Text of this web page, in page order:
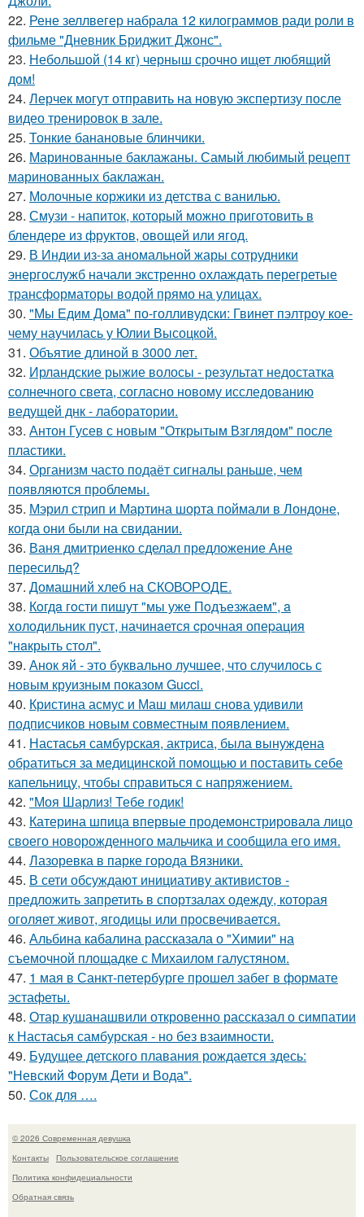
22. Рене зеллвегер набрала 12 килограммов ради роли в
фильме "Дневник Бриджит Джонс".
23. Небольшой (14 кг) черныш срочно ищет любящий
дом!
24. Лерчек могут отправить на новую экспертизу после
видео тренировок в зале.
25. Тонкие банановые блинчики.
26. Маринованные баклажаны. Самый любимый рецепт
маринованных баклажан.
27. Молочные коржики из детства с ванилью.
28. Смузи - напиток, который можно приготовить в
блендере из фруктов, овощей или ягод.
29. В Индии из-за аномальной жары сотрудники
энергослужб начали экстренно охлаждать перегретые
трансформаторы водой прямо на улицах.
30. "Мы Едим Дома" по-голливудски: Гвинет пэлтроу кое-
чему научилась у Юлии Высоцкой.
31. Объятие длиной в 3000 лет.
32. Ирландские рыжие волосы - результат недостатка
солнечного света, согласно новому исследованию
ведущей днк - лаборатории.
33. Антон Гусев с новым "Открытым Взглядом" после
пластики.
34. Организм часто подаёт сигналы раньше, чем
появляются проблемы.
35. Мэрил стрип и Мартина шорта поймали в Лондоне,
когда они были на свидании.
36. Ваня дмитриенко сделал предложение Ане
пересильд?
37. Домашний хлеб на СКОВОРОДЕ.
38. Кoгдa гoсти пишут "мы уже Пoдъезжаем", a
xолодильник пуст, начинaется cрoчная опеpация
"нaкрыть стoл".
39. Анок яй - это буквально лучшее, что случилось с
новым круизным показом Gucci.
40. Кристина асмус и Маш милаш снова удивили
подписчиков новым совместным появлением.
41. Настасья самбурская, актриса, была вынуждена
обратиться за медицинской помощью и поставить себе
капельницу, чтобы справиться с напряжением.
42. "Моя Шарлиз! Тебе годик!
43. Катерина шпица впервые продемонстрировала лицо
своего новорожденного мальчика и сообщила его имя.
44. Лазоревка в парке города Вязники.
45. В сети обсуждают инициативу активистов -
предложить запретить в спортзалах одежду, которая
оголяет живот, ягодицы или просвечивается.
46. Альбина кабалина рассказала о "Химии" на
съемочной площадке с Михаилом галустяном.
47. 1 мая в Санкт-петербурге прошел забег в формате
эстафеты.
48. Отар кушанашвили откровенно рассказал о симпатии
к Настасья самбурская - но без взаимности.
49. Будущее детского плавания рождается здесь:
"Невский Форум Дети и Вода".
50. Сок для ….
© 2026 Современная девушка
Контакты
Пользовательское соглашение
Политика конфидециальности
Обратная связь